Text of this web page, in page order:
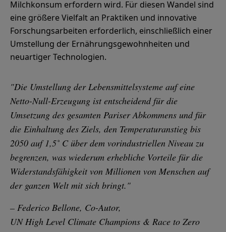
Milchkonsum erfordern wird. Für diesen Wandel sind
eine größere Vielfalt an Praktiken und innovative
Forschungsarbeiten erforderlich, einschließlich einer
Umstellung der Ernährungsgewohnheiten und
neuartiger Technologien.
"Die Umstellung der Lebensmittelsysteme auf eine
Netto-Null-Erzeugung ist entscheidend für die
Umsetzung des gesamten Pariser Abkommens und für
die Einhaltung des Ziels, den Temperaturanstieg bis
2050 auf 1,5˚ C über dem vorindustriellen Niveau zu
begrenzen, was wiederum erhebliche Vorteile für die
Widerstandsfähigkeit von Millionen von Menschen auf
der ganzen Welt mit sich bringt."
– Federico Bellone, Co-Autor,
UN High Level Climate Champions & Race to Zero